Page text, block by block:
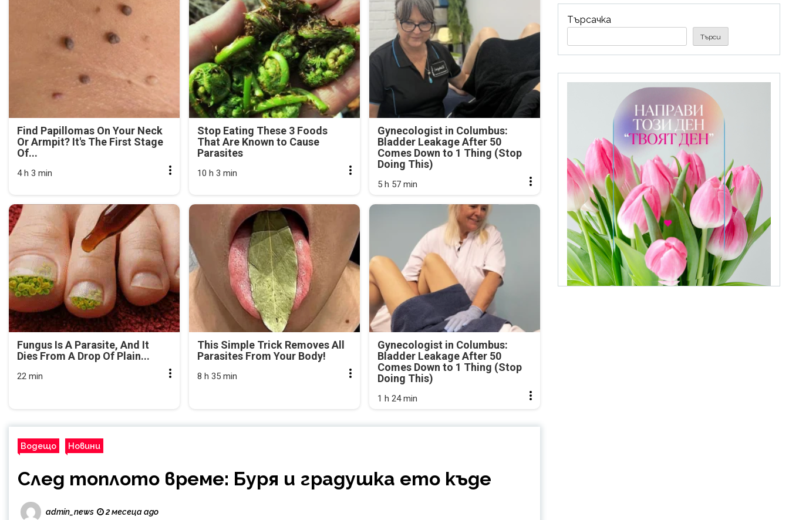
Find Papillomas On Your Neck
Or Armpit? It's The First Stage
Of...
4 h 3 min
Stop Eating These 3 Foods
That Are Known to Cause
Parasites
10 h 3 min
Gynecologist in Columbus:
Bladder Leakage After 50
Comes Down to 1 Thing (Stop
Doing This)
5 h 57 min
Fungus Is A Parasite, And It
Dies From A Drop Of Plain...
22 min
This Simple Trick Removes All
Parasites From Your Body!
8 h 35 min
Gynecologist in Columbus:
Bladder Leakage After 50
Comes Down to 1 Thing (Stop
Doing This)
1 h 24 min
Водещо Новини
След топлото време: Буря и градушка ето къде
admin_news 2 месеца ago
Търсачка
Търси